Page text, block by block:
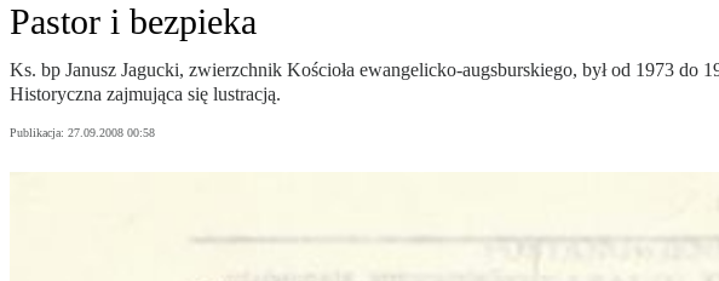
Pastor i bezpieka
Ks. bp Janusz Jagucki, zwierzchnik Kościoła ewangelicko-augsburskiego, był od 1973 do
Historyczna zajmująca się lustracją.
Publikacja: 27.09.2008 00:58